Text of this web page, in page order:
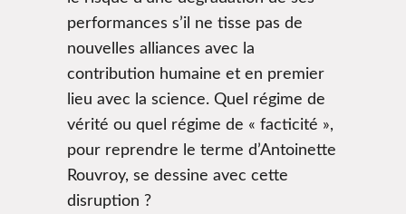
performances s’il ne tisse pas de
nouvelles alliances avec la
contribution humaine et en premier
lieu avec la science. Quel régime de
vérité ou quel régime de « facticité »,
pour reprendre le terme d’Antoinette
Rouvroy, se dessine avec cette
disruption ?